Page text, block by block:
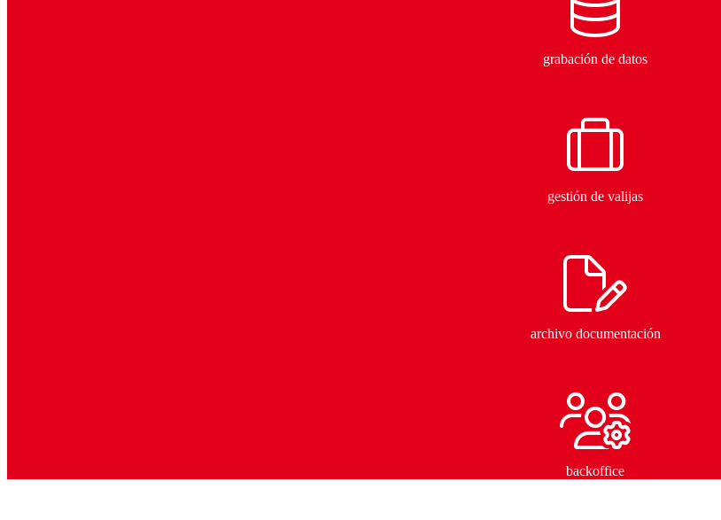
grabación de datos
gestión de valijas
archivo documentación
backoffice